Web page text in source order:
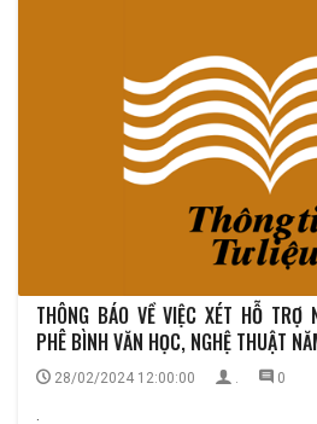
THÔNG BÁO VỀ VIỆC XÉT HỖ TRỢ
PHÊ BÌNH VĂN HỌC, NGHỆ THUẬT
28/02/2024 12:00:00 . 0